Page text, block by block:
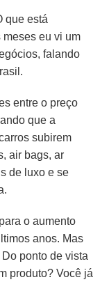
que está
eu vi um
falando
entre o preço
que a
subirem
air bags, ar
de luxo e se
o aumento
anos. Mas
Do ponto de vista
produto?Você já